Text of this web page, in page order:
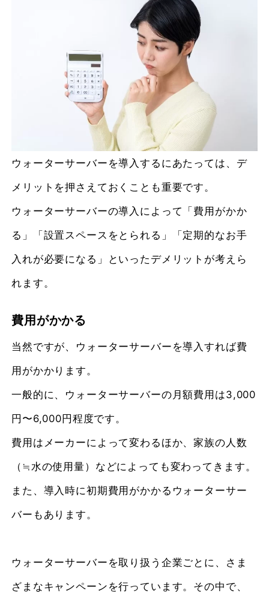
ウォーターサーバーを導入するにあたっては、デ
メリットを押さえておくことも重要です。
ウォーターサーバーの導入によって「費用がかか
る」「設置スペースをとられる」「定期的なお手
入れが必要になる」といったデメリットが考えら
れます。
費用がかかる
当然ですが、ウォーターサーバーを導入すれば費
用がかかります。
一般的に、ウォーターサーバーの月額費用は3,000
円〜6,000円程度です。
費用はメーカーによって変わるほか、家族の人数
（≒水の使用量）などによっても変わってきます。
また、導入時に初期費用がかかるウォーターサー
バーもあります。
ウォーターサーバーを取り扱う企業ごとに、さま
ざまなキャンペーンを行っています。その中で、